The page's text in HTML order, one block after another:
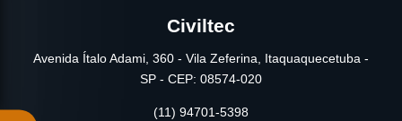
Civiltec
Avenida Ítalo Adami, 360 - Vila Zeferina, Itaquaquecetuba -
SP - CEP: 08574-020
(11) 94701-5398